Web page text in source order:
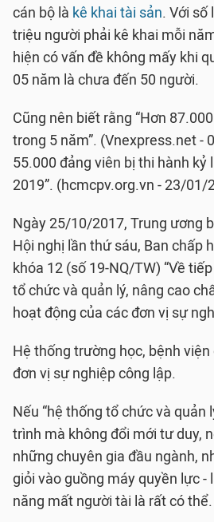
cán bộ là kê khai tài sản. Với số
triệu người phải kê khai mỗi
hiện có vấn đề không mấy khi
05 năm là chưa đến 50 người.
Cũng nên biết rằng “Hơn
trong 5 năm”. (Vnexpress.net -
55.000 đảng viên bị thi hành kỷ
2019”. (hcmcpv.org.vn - 23/01/
Ngày 25/10/2017, Trung ương
Hội nghị lần thứ sáu, Ban chấp
khóa 12 (số 19-NQ/TW) “Về
tổ chức và quản lý, nâng cao
hoạt động của các đơn vị sự
Hệ thống trường học, bệnh
đơn vị sự nghiệp công lập.
Nếu “hệ thống tổ chức và quản
trình mà không đổi mới tư duy,
những chuyên gia đầu ngành,
giỏi vào guồng máy quyền lực -
năng mất người tài là rất có thể.